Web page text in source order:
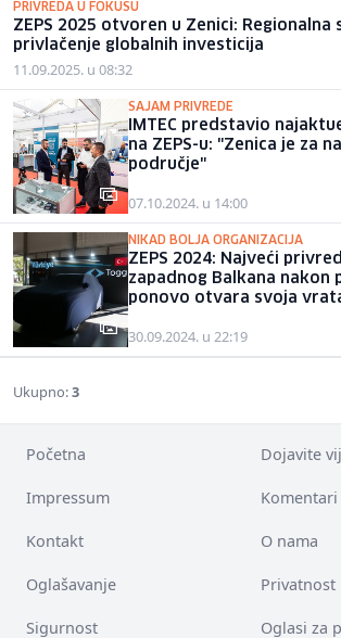
PRIVREDA U FOKUSU
ZEPS 2025 otvoren u Zenici: Regionalna
privlačenje globalnih investicija
11.09.2025. u 08:32
SAJAM PRIVREDE
IMTEC predstavio
na ZEPS-u: "Zenica je za
područje"
07.10.2024. u 14:00
NIKAD BOLJA ORGANIZACIJA
ZEPS 2024: Najveći
zapadnog Balkana nakon
ponovo otvara svoja
30.09.2024. u 22:19
Ukupno:3
Početna Dojavite
Impressum Komentari
Kontakt O nama
Oglašavanje Privatnost
Sigurnost Oglasi za